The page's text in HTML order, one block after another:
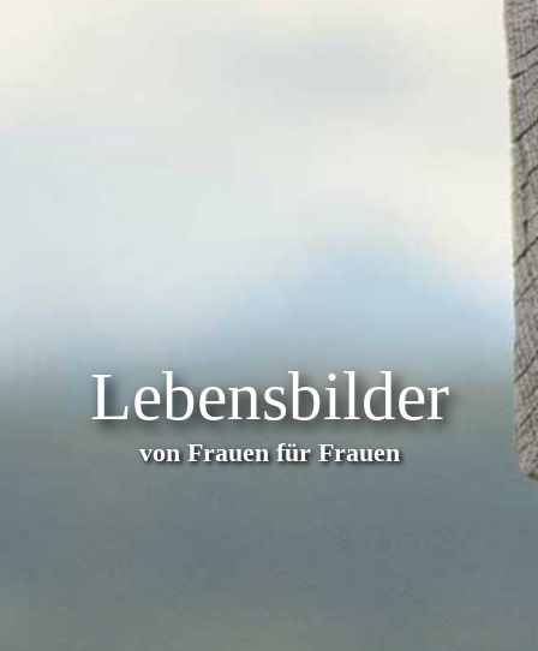
Lebensbilder
von Frauen für Frauen